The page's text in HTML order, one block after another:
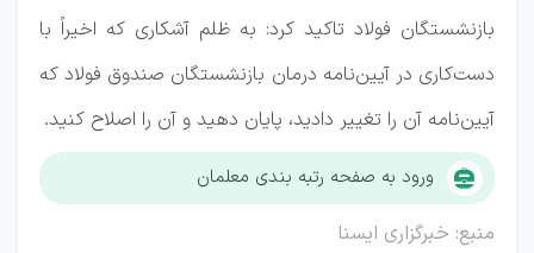
بازنشستگان فولاد تاکید کرد: به ظلم آشکاری که اخیراً با
دست‌کاری در آیین‌نامه درمان بازنشستگان صندوق فولاد که
آیین‌نامه آن را تغییر دادید، پایان دهید و آن را اصلاح کنید.
ورود به صفحه رتبه بندی معلمان
منبع: خبرگزاری ایسنا